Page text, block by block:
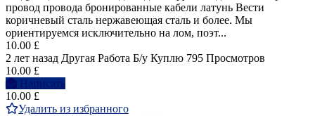
провод провода бронированные кабели латунь Вести
коричневый сталь нержавеющая сталь и более. Мы
ориентируемся исключительно на лом, поэт...
10.00 £
2 лет назад Другая Работа Б/у Куплю 795 Просмотров
10.00 £
Написать
10.00 £
Удалить из избранного